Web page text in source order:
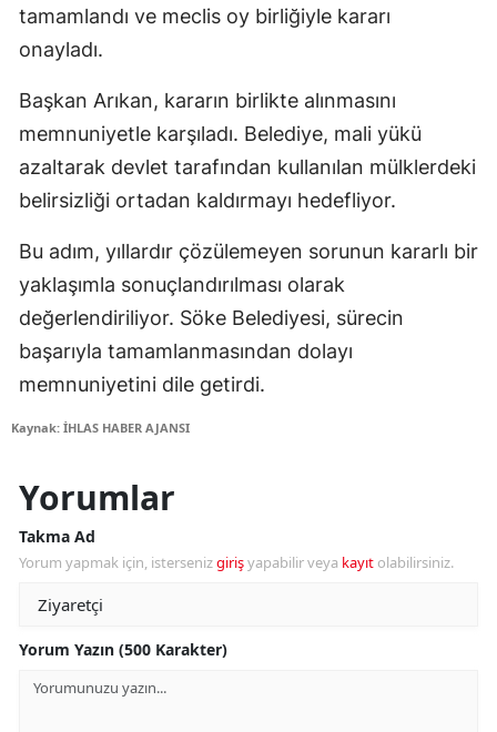
tamamlandı ve meclis oy birliğiyle kararı
onayladı.
Başkan Arıkan, kararın birlikte alınmasını
memnuniyetle karşıladı. Belediye, mali yükü
azaltarak devlet tarafından kullanılan mülklerdeki
belirsizliği ortadan kaldırmayı hedefliyor.
Bu adım, yıllardır çözülemeyen sorunun kararlı bir
yaklaşımla sonuçlandırılması olarak
değerlendiriliyor. Söke Belediyesi, sürecin
başarıyla tamamlanmasından dolayı
memnuniyetini dile getirdi.
Kaynak: İHLAS HABER AJANSI
Yorumlar
Takma Ad
Yorum yapmak için, istersenizgirişyapabilir veya kayıt olabilirsiniz.
Yorum Yazın (500 Karakter)